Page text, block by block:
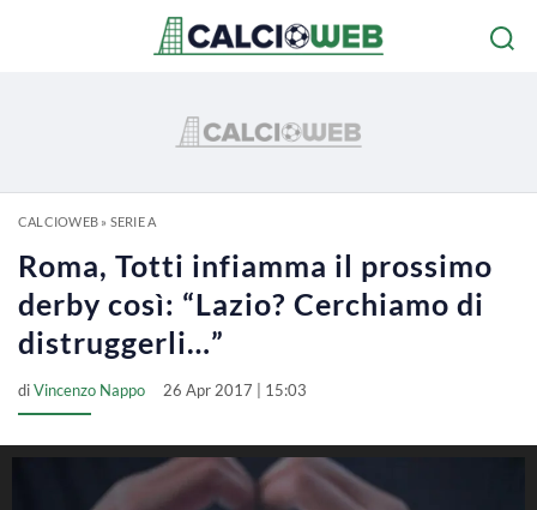
CALCIOWEB» SERIE A
Roma, Totti infiamma il prossimo
derby così: “Lazio? Cerchiamo di
distruggerli…”
diVincenzo Nappo 26 Apr 2017 | 15:03